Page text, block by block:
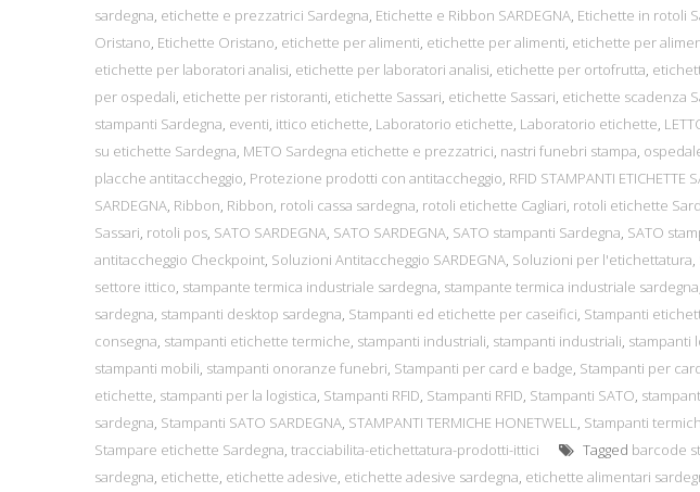
sardegna, etichette e prezzatrici Sardegna, Etichette e Ribbon SARDEGNA, Etichette in rotoli
Oristano, Etichette Oristano, etichette per alimenti, etichette per alimenti, etichette per
etichette per laboratori analisi, etichette per laboratori analisi, etichette per ortofrutta,
per ospedali, etichette per ristoranti, etichette Sassari, etichette Sassari, etichette scadenza
stampanti Sardegna, eventi, ittico etichette, Laboratorio etichette, Laboratorio etichette,
su etichette Sardegna, METO Sardegna etichette e prezzatrici, nastri funebri stampa,
placche antitaccheggio, Protezione prodotti con antitaccheggio, RFID STAMPANTI ETICHETTE
SARDEGNA, Ribbon, Ribbon, rotoli cassa sardegna, rotoli etichette Cagliari, rotoli etichette
Sassari, rotoli pos, SATO SARDEGNA, SATO SARDEGNA, SATO stampanti Sardegna, SATO
antitaccheggio Checkpoint, Soluzioni Antitaccheggio SARDEGNA, Soluzioni per l'etichettatura,
settore ittico, stampante termica industriale sardegna, stampante termica industriale sardegna
sardegna, stampanti desktop sardegna, Stampanti ed etichette per caseifici, Stampanti
consegna, stampanti etichette termiche, stampanti industriali, stampanti industriali, stampanti
stampanti mobili, stampanti onoranze funebri, Stampanti per card e badge, Stampanti per
etichette, stampanti per la logistica, Stampanti RFID, Stampanti RFID, Stampanti SATO,
sardegna, Stampanti SATO SARDEGNA, STAMPANTI TERMICHE HONETWELL, Stampanti
Stampare etichette Sardegna, tracciabilita-etichettatura-prodotti-ittici Tagged barcode
sardegna, etichette, etichette adesive, etichette adesive sardegna, etichette alimentari